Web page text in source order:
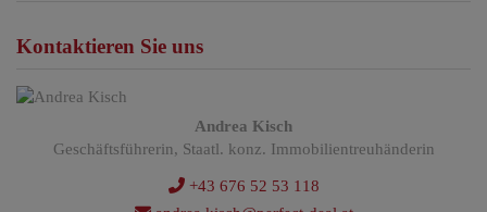
Kontaktieren Sie uns
Andrea Kisch
Geschäftsführerin, Staatl. konz. Immobilientreuhänderin
+43 676 52 53 118